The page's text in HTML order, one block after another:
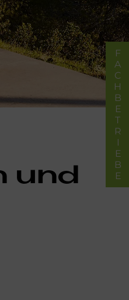
und
FACHBETRIEBE